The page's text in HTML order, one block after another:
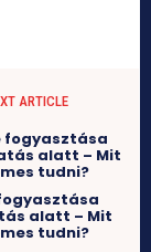
ARTICLE
alatt – Mit
tudni?